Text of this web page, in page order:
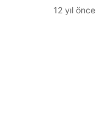
12 yıl önce